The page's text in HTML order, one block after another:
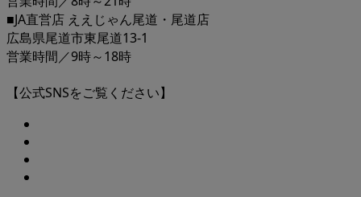
■JA直営店 ええじゃん尾道・尾道店
広島県尾道市東尾道13-1
営業時間／9時～18時
【公式SNSをご覧ください】